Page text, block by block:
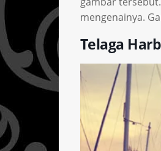
mengenainya.
Telaga